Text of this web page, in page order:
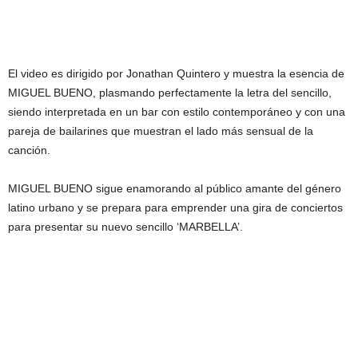
El video es dirigido por Jonathan Quintero y muestra la esencia de
MIGUEL BUENO, plasmando perfectamente la letra del sencillo,
siendo interpretada en un bar con estilo contemporáneo y con una
pareja de bailarines que muestran el lado más sensual de la
canción.
MIGUEL BUENO sigue enamorando al público amante del género
latino urbano y se prepara para emprender una gira de conciertos
para presentar su nuevo sencillo ‘MARBELLA’.